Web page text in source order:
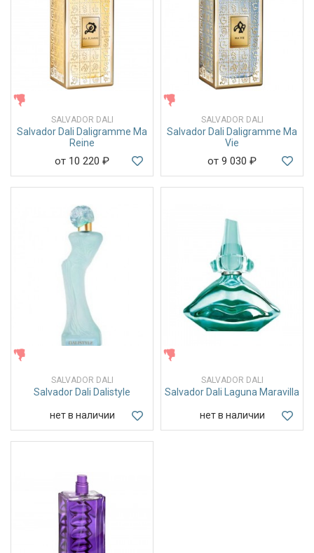
SALVADOR DALI
Salvador Dali Daligramme Ma
Reine
от 10 220 ₽
SALVADOR DALI
Salvador Dali Daligramme Ma
Vie
от 9 030 ₽
SALVADOR DALI
Salvador Dali Dalistyle
нет в наличии
SALVADOR DALI
Salvador Dali Laguna Maravilla
нет в наличии